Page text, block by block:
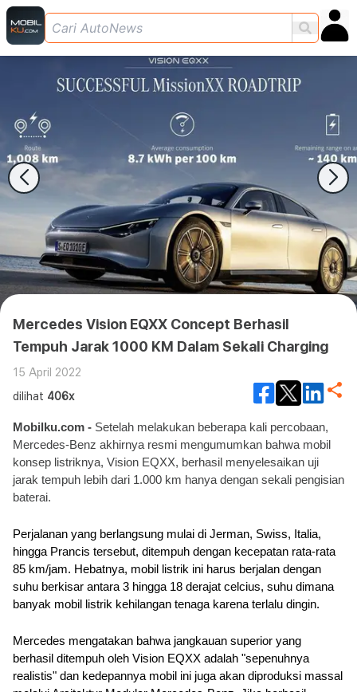
Mercedes Vision EQXX Concept Berhasil
Tempuh Jarak 1000 KM Dalam Sekali Charging
15 April 2022
dilihat 406x
Mobilku.com - Setelah melakukan beberapa kali percobaan,
Mercedes-Benz akhirnya resmi mengumumkan bahwa mobil
konsep listriknya, Vision EQXX, berhasil menyelesaikan uji
jarak tempuh lebih dari 1.000 km hanya dengan sekali pengisian
baterai.
Perjalanan yang berlangsung mulai di Jerman, Swiss, Italia,
hingga Prancis tersebut, ditempuh dengan kecepatan rata-rata
85 km/jam. Hebatnya, mobil listrik ini harus berjalan dengan
suhu berkisar antara 3 hingga 18 derajat celcius, suhu dimana
banyak mobil listrik kehilangan tenaga karena terlalu dingin.
Mercedes mengatakan bahwa jangkauan superior yang
berhasil ditempuh oleh Vision EQXX adalah "sepenuhnya
realistis" dan kedepannya mobil ini juga akan diproduksi massal